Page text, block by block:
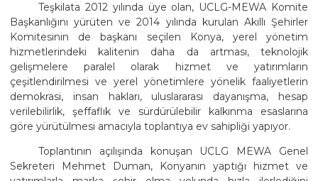
Teşkilata 2012 yılında üye olan, UCLG-MEWA Komite
Başkanlığını yürüten ve 2014 yılında kurulan Akıllı Şehirler
Komitesinin de başkanı seçilen Konya, yerel yönetim
hizmetlerindeki kalitenin daha da artması, teknolojik
gelişmelere paralel olarak hizmet ve yatırımların
çeşitlendirilmesi ve yerel yönetimlere yönelik faaliyetlerin
demokrasi, insan hakları, uluslararası dayanışma, hesap
verilebilirlik, şeffaflık ve sürdürülebilir kalkınma esaslarına
göre yürütülmesi amacıyla toplantıya ev sahipliği yapıyor.
Toplantının açılışında konuşan UCLG MEWA Genel
Sekreteri Mehmet Duman, Konyanın yaptığı hizmet ve